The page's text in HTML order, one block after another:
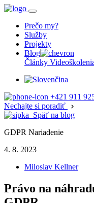
Prečo my?
Služby
Projekty
Blog
Články
+421 911
Nechajte si poradiť
Späť na blog
GDPR Nariadenie
4. 8. 2023
Miloslav Kellner
Právo na